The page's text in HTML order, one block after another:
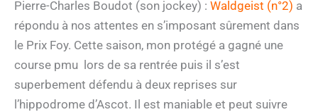
Pierre-Charles Boudot (son jockey) : Waldgeist (n°2) a
répondu à nos attentes en s’imposant sûrement dans
le Prix Foy. Cette saison, mon protégé a gagné une
course pmu lors de sa rentrée puis il s’est
superbement défendu à deux reprises sur
l’hippodrome d’Ascot. Il est maniable et peut suivre